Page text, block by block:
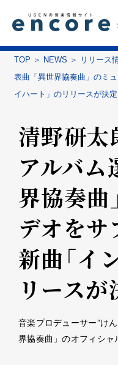
TOP NEWS リリース
表曲「異世界協奏曲」のミ
イハート」のリリースが決定
清野研太
アルバム
界協奏曲
デオをサ
新曲「イ
リースが
音楽プロデューサー”け
界協奏曲」のオフィシャ